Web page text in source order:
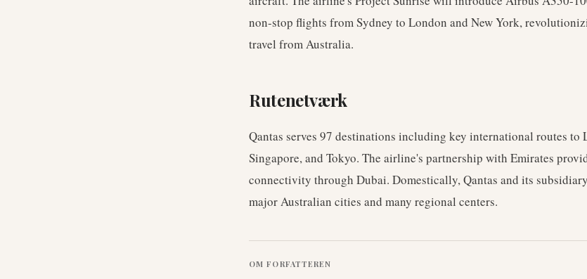
non-stop flights from Sydney to London and New York,
travel from Australia.
Rutenetværk
Qantas serves 97 destinations including key international routes to
Singapore, and Tokyo. The airline's partnership with Emirates
connectivity through Dubai. Domestically, Qantas and its
major Australian cities and many regional centers.
OM FORFATTEREN